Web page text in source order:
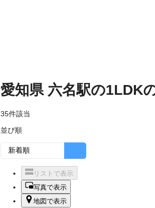
愛知県 六名駅の1LDK
35件該当
並び順
リストで表示
写真で表示
地図で表示